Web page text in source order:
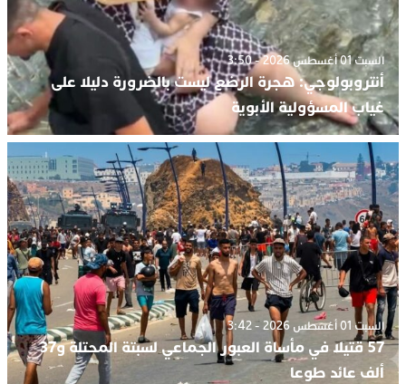
السبت 01 أغسطس 2026 - 3:50
أنتروبولوجي: هجرة الرضع ليست بالضرورة دليلا على
غياب المسؤولية الأبوية
السبت 01 أغسطس 2026 - 3:42
57 قتيلا في مأساة العبور الجماعي لسبتة المحتلة و37
ألف عائد طوعا